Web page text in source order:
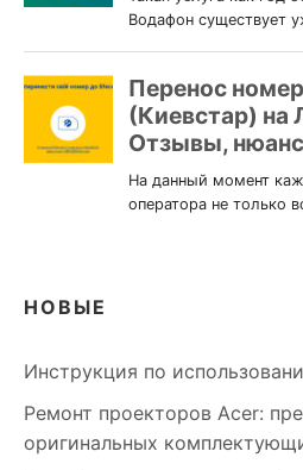
НОВЫЕ
Инструкция по
Ремонт проекторов Acer:
оригинальных